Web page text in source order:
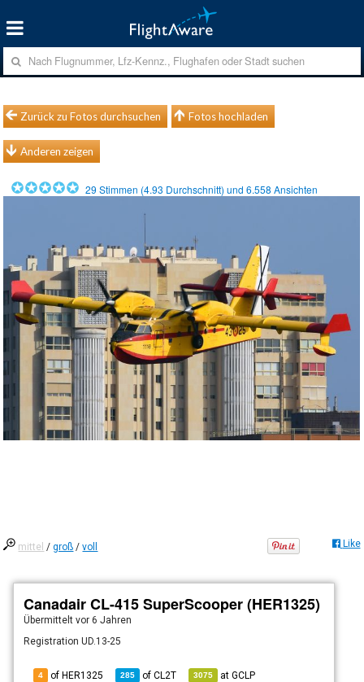
Zurück zu Fotos durchsuchen Fotos hochladen
Anderen zeigen
29 Stimmen (4.93 Durchschnitt) und6.558 Ansichten
mittel /groß /voll Like
Canadair CL-415 SuperScooper (HER1325)
Übermitteltvor 6 Jahren
Registration UD.13-25
4 of HER1325 285 ofCL2T 3075 atGCLP